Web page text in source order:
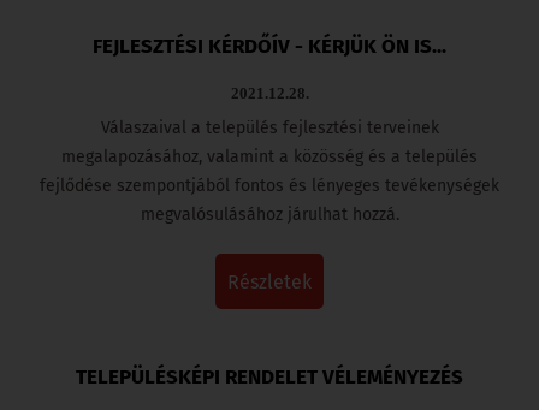
FEJLESZTÉSI KÉRDŐÍV - KÉRJÜK ÖN IS...
2021.12.28.
Válaszaival a település fejlesztési terveinek
megalapozásához, valamint a közösség és a település
fejlődése szempontjából fontos és lényeges tevékenységek
megvalósulásához járulhat hozzá.
részletek
TELEPÜLÉSKÉPI RENDELET VÉLEMÉNYEZÉS